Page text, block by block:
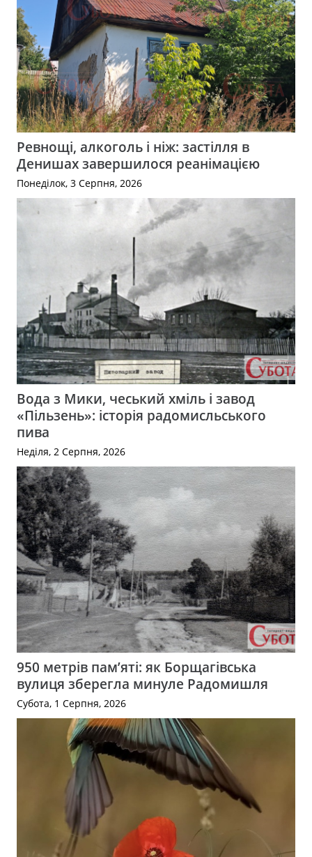
Ревнощі, алкоголь і ніж: застілля в
Денишах завершилося реанімацією
Понеділок, 3 Серпня, 2026
Вода з Мики, чеський хміль і завод
«Пільзень»: історія радомисльського
пива
Неділя, 2 Серпня, 2026
950 метрів пам’яті: як Борщагівська
вулиця зберегла минуле Радомишля
Субота, 1 Серпня, 2026